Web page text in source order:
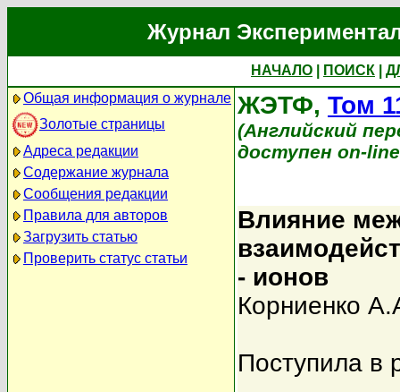
Журнал
НАЧАЛО ПОИСК
Общая информация о журнале
Золотые страницы
Адреса редакции
Содержание журнала
Сообщения редакции
Правила для авторов
Загрузить статью
Проверить статус статьи
ЖЭТФ, Том
(Английский
доступен on-
Влияние
- ионов
Корниенко
Поступила в